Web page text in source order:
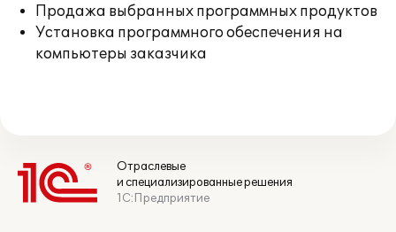
Продажа выбранных программных продуктов
Установка программного обеспечения на
компьютеры заказчика
Отраслевые
и специализированные решения
1С:Предприятие